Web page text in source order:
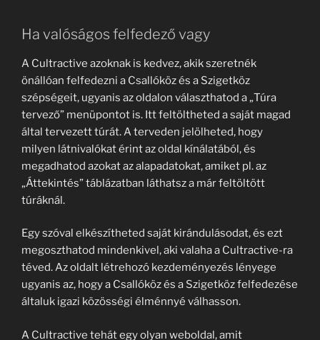
Ha valóságos felfedező vagy
A Cultractive azoknak is kedvez, akik szeretnék
önállóan felfedezni a Csallóköz és a Szigetköz
szépségeit, ugyanis az oldalon választhatod a „Túra
tervező” menüpontot is. Itt feltöltheted a saját magad
által tervezett túrát. A terveden jelölheted, hogy
milyen látnivalókat érint az oldal kínálatából, és
megadhatod azokat az alapadatokat, amiket pl. az
„Áttekintés” táblázatban láthatsz a már feltöltött
túráknál.
Egy szóval elkészítheted saját kirándulásodat, és ezt
megoszthatod mindenkivel, aki valaha a Cultractive-ra
téved. Az oldalt létrehozó kezdeményezés lényege
ugyanis az, hogy a Csallóköz és a Szigetköz felfedezése
általuk igazi közösségi élménnyé válhasson.
A Cultractive tehát egy olyan weboldal, amit